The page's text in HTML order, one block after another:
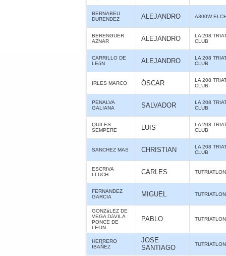
BERNABEU
DURENDEZ
ALEJANDRO A300W
BERENGUER
AZNAR
ALEJANDRO
LA 208
CLUB
CARRILLO DE
LEóN
ALEJANDRO
LA 208
CLUB
IRLES MARCO ÓSCAR
LA 208
CLUB
PENALVA
GALIANA
SALVADOR
LA 208
CLUB
QUILES
SEMPERE
LUIS
LA 208
CLUB
SANCHEZ MAS CHRISTIAN
LA 208
CLUB
ESCRIVA
LLUCH
CARLES
FERNANDEZ
GARCIA
MIGUEL
GONZáLEZ DE
VEGA DáVILA
PONCE DE
LEON
PABLO
HERRERO
IBAÑEZ
JOSE
SANTIAGO